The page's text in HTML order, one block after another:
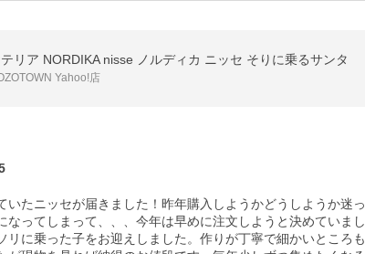
リア NORDIKA nisse ノルディカ ニッセ そりに乗るサンタ
Yahoo!店
いたニッセが届きました！昨年購入しようかどうしようか迷
なってしまって、、、今年は早めに注文しようと決めていま
リに乗った子をお迎えしました。作りが丁寧で細かいところ